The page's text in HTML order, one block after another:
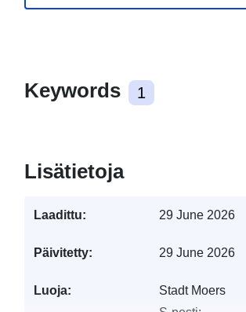
Keywords 1
Lisätietoja
Laadittu: 29 June 2026
Päivitetty: 29 June 2026
Luoja:
Stadt Moers